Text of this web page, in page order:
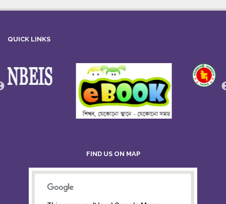
QUICK LINKS